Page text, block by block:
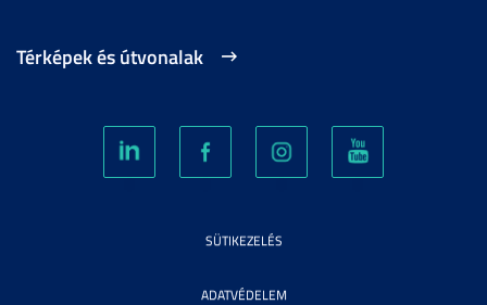
Térképek és útvonalak
SÜTIKEZELÉS
ADATVÉDELEM